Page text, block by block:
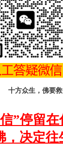
十方众生，佛要